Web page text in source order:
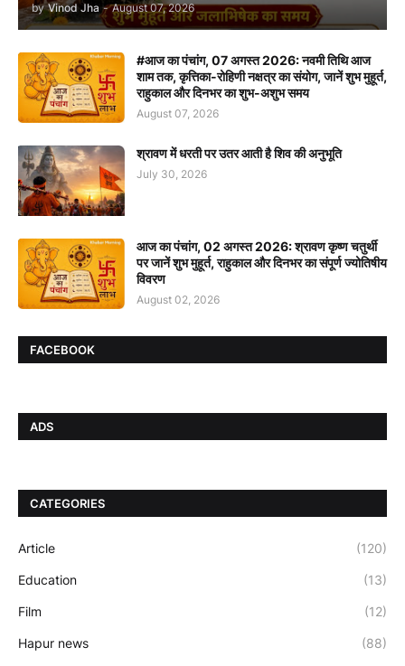
by Vinod Jha - August 07, 2026
#आज का पंचांग, 07 अगस्त 2026: नवमी तिथि आज
शाम तक, कृत्तिका-रोहिणी नक्षत्र का संयोग, जानें शुभ मुहूर्त,
राहुकाल और दिनभर का शुभ-अशुभ समय
August 07, 2026
श्रावण में धरती पर उतर आती है शिव की अनुभूति
July 30, 2026
आज का पंचांग, 02 अगस्त 2026: श्रावण कृष्ण चतुर्थी
पर जानें शुभ मुहूर्त, राहुकाल और दिनभर का संपूर्ण ज्योतिषीय
विवरण
August 02, 2026
FACEBOOK
ADS
CATEGORIES
Article (120)
Education (13)
Film (12)
Hapur news (88)